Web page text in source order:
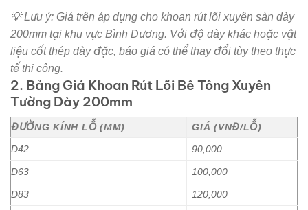
💡 Lưu ý: Giá trên áp dụng cho khoan rút lõi xuyên sàn dày
200mm tại khu vực Bình Dương. Với độ dày khác hoặc vật
liệu cốt thép dày đặc, báo giá có thể thay đổi tùy theo thực
tế thi công.
2. Bảng Giá Khoan Rút Lõi Bê Tông Xuyên
Tường Dày 200mm
ĐƯỜNG KÍNH LỖ (MM)
GIÁ (VNĐ/LỖ)
D42
90,000
D63 100,000
D83 120,000